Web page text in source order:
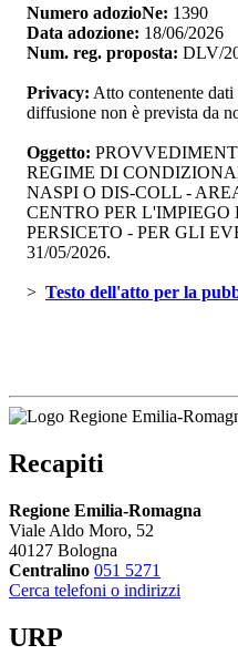
Numero adozioNe: 1390
Data adozione: 18/06/2026
Num. reg. proposta: DLV/
Privacy: Atto contenente
diffusione non è prevista da
Oggetto:
REGIME DI
NASPI O DIS-COLL -
CENTRO PER
PERSICETO - PER GLI
31/05/2026.
> Testo dell'atto per la
Recapiti
Regione Emilia-Romagna
Viale Aldo Moro, 52
40127 Bologna
Centralino 051 5271
Cerca telefoni o indirizzi
URP